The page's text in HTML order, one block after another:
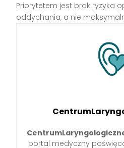
Priorytetem jest brak ryzyka
oddychania, a nie
portal medyczny